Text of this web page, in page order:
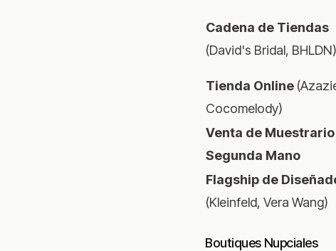
Cadena de Tiendas
(David's Bridal, BHLDN)
Tienda Online
Cocomelody)
Venta de
Segunda Mano
Flagship de
(Kleinfeld, Vera Wang)
Boutiques Nupciales